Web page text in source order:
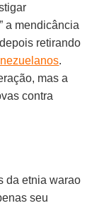
a mendicância
retirando
.
mas a
contra
da etnia warao
seu